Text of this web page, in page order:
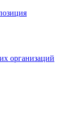
организаций